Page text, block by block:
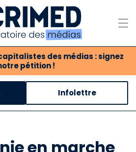
des médias : signez
pétition !
association
des médias
propositions
Notre revue
Infolettre
en marche